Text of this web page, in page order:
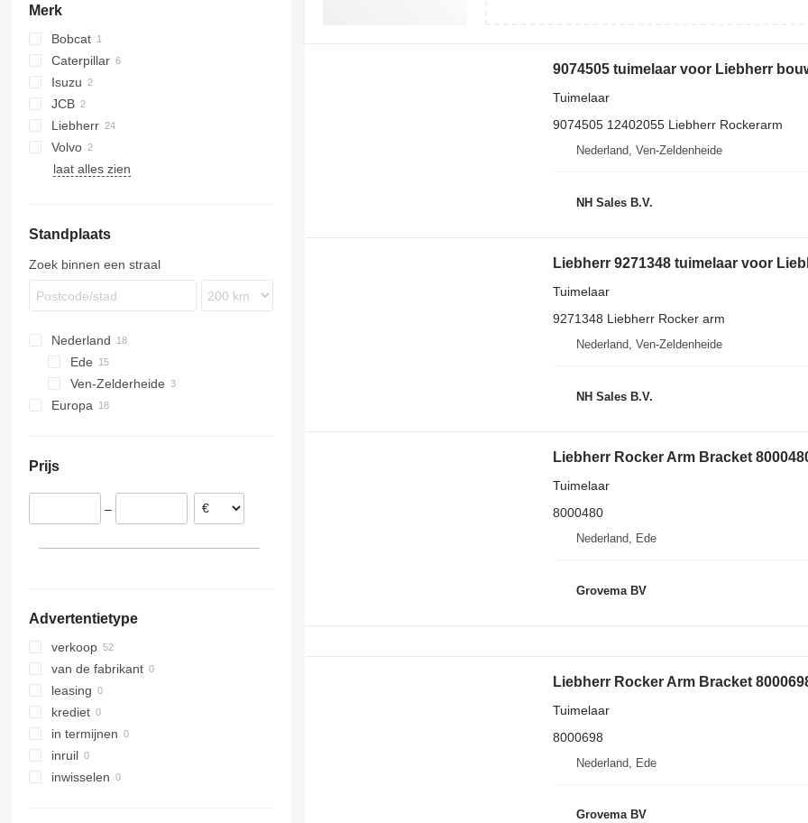
Merk
Bobcat
S series
Caterpillar
924
928
930
980
988
Isuzu
JCB
427
560
10
Liebherr
A-series
LTM
Volvo
L-series
laat alles zien
Standplaats
Zoek binnen een straal
Nederland
Ede
Ven-Zelderheide
Europa
Spanje
Denemarken
Prijs
–
Advertentietype
verkoop
van de fabrikant
leasing
krediet
in termijnen
inruil
inwisselen
9074505 tuimelaar voor Liebherr
Tuimelaar
9074505 12402055 Liebherr Rockerarm
Nederland, Ven-Zeldenheide
NH Sales B.V.
Liebherr 9271348 tuimelaar voor
Tuimelaar
9271348 Liebherr Rocker arm
Nederland, Ven-Zeldenheide
NH Sales B.V.
Liebherr Rocker Arm Bracket
Tuimelaar
8000480
Nederland, Ede
Grovema BV
Liebherr Rocker Arm Bracket
Tuimelaar
8000698
Nederland, Ede
Grovema BV